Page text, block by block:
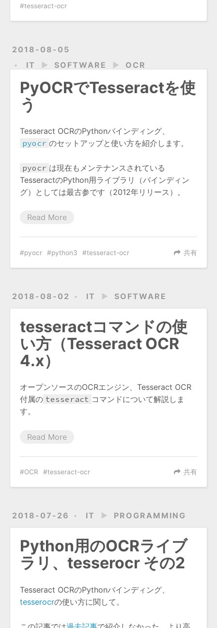
tesseract-ocr
2018-08-05
IT
► SOFTWARE ► OCR
PyOCRでTesseractを使
う
Tesseract OCRのPythonバインディング、
pyocr のセットアップと使い方を紹介します。
pyocr は現在もメンテナンスされている
TesseractのPython用ライブラリ（バインディン
グ）としては最古参です（2012年リリース）。
Read More
共有
pyocr python3 tesseract-ocr
2018-08-02 IT ► SOFTWARE
tesseractコマンドの使
い方（Tesseract OCR
4.x）
オープンソースのOCRエンジン、Tesseract OCR
付属の tesseract コマンドについて解説しま
す。
Read More
共有
OCR tesseract-ocr
2018-07-26 IT ► PROGRAMMING
Python用のOCRライブ
ラリ、tesserocr その2
Tesseract OCRのPythonバインディング、
tesserocrの使い方に関して。